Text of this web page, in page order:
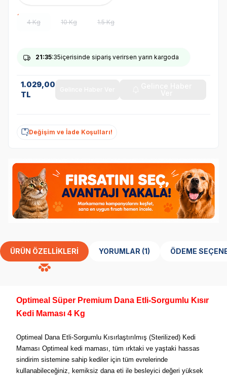
4 Kg 10 Kg 1.5 Kg
21:35:34içerisinde sipariş verirsen yarın kargoda
1.029,00
TL
Değişim ve İade Koşulları!
ÜRÜN ÖZELLIKLERI YORUMLAR (1) ÖDEME
Optimeal Süper Premium Dana Etli-Sorgumlu Kısır
Kedi Maması 4 Kg
Optimeal Dana Etli-Sorgumlu Kısırlaştırılmış (Sterilized) Kedi
Maması Optimeal kedi maması, tüm ırktaki ve yaştaki hassas
sindirim sistemine sahip kediler için tüm evrelerinde
kullanabileceğiniz, kemiksiz dana eti ile besleyici değeri yüksek